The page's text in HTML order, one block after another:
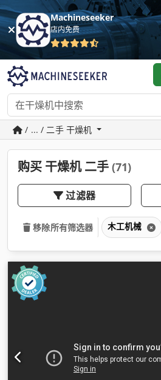
Machineseeker
店内免费
/ ... / 二手 干燥机
购买 干燥机 二手 (71)
过滤器
移除所有筛选器 木工机械